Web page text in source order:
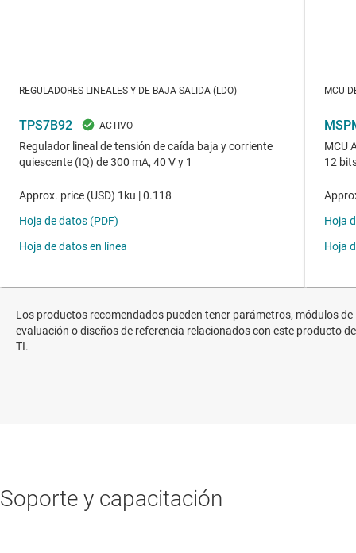
Los productos recomendados pueden tener parámetros, módulos de
evaluación o diseños de referencia relacionados con este producto de
TI.
Soporte y capacitación